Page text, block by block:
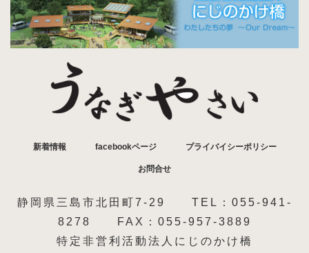
新着情報 facebookページ プライバイシーポリシー
お問合せ
静岡県三島市北田町7-29 TEL：055-941-
8278 FAX：055-957-3889
特定非営利活動法人にじのかけ橋